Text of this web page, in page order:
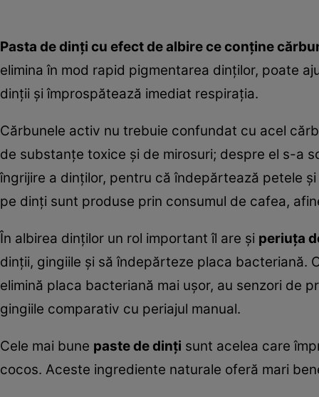
Pasta de dinți cu efect de albire ce conține
elimina în mod rapid pigmentarea dinților, poate
dinții și împrospătează imediat respirația.
Cărbunele activ nu trebuie confundat cu acel
de substanțe toxice și de mirosuri; despre el s-a
îngrijire a dinților, pentru că îndepărtează petele
pe dinți sunt produse prin consumul de cafea,
În albirea dinților un rol important îl are și periuța
dinții, gingiile și să îndepărteze placa bacteriană.
elimină placa bacteriană mai ușor, au senzori de
gingiile comparativ cu periajul manual.
Cele mai bune paste de dinți sunt acelea care
cocos. Aceste ingrediente naturale oferă mari